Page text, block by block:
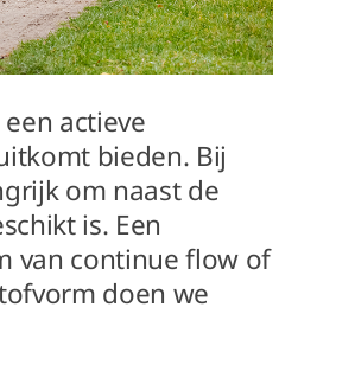
actieve
bieden. Bij
om naast de
is. Een
van continue flow of
doen we